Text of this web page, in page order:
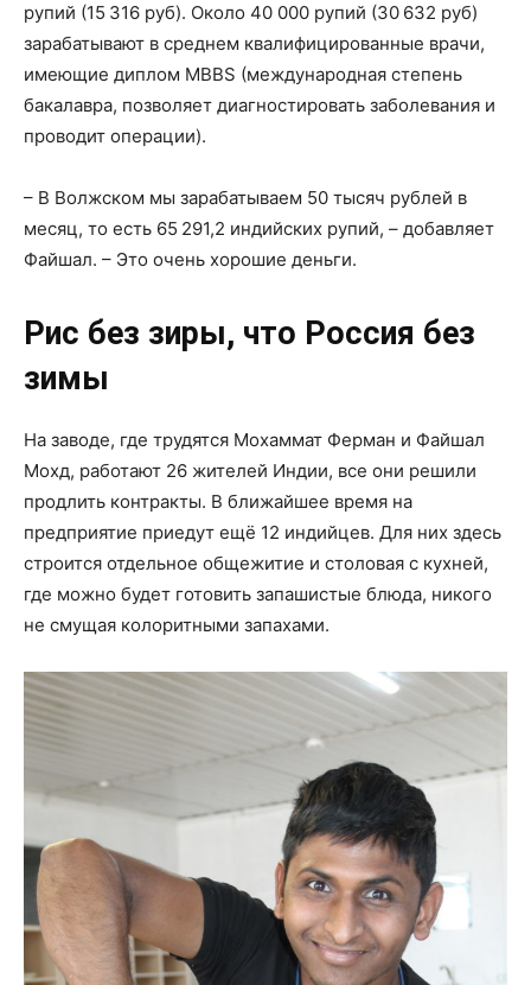
рупий (15 316 руб). Около 40 000 рупий (30 632 руб)
зарабатывают в среднем квалифицированные врачи,
имеющие диплом MBBS (международная степень
бакалавра, позволяет диагностировать заболевания и
проводит операции).
– В Волжском мы зарабатываем 50 тысяч рублей в
месяц, то есть 65 291,2 индийских рупий, – добавляет
Файшал. – Это очень хорошие деньги.
Рис без зиры, что Россия без
зимы
На заводе, где трудятся Мохаммат Ферман и Файшал
Мохд, работают 26 жителей Индии, все они решили
продлить контракты. В ближайшее время на
предприятие приедут ещё 12 индийцев. Для них здесь
строится отдельное общежитие и столовая с кухней,
где можно будет готовить запашистые блюда, никого
не смущая колоритными запахами.